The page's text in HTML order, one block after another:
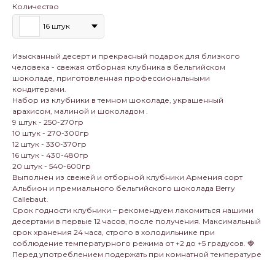
Количество
16 штук
Изысканный десерт и прекрасный подарок для близкого
человека - свежая отборная клубника в бельгийском
шоколаде, приготовленная профессиональными
кондитерами.
Набор из клубники в темном шоколаде, украшенный
арахисом, малиной и шоколадом .
9 штук - 250-270гр
10 штук - 270-300гр
12 штук - 330-370гр
16 штук - 430-480гр
20 штук - 540-600гр
Выполнен из свежей и отборной клубники Армения сорт
Альбион и премиального бельгийского шоколада Berry
Callebaut.
Срок годности клубники – рекомендуем лакомиться нашими
десертами в первые 12 часов, после получения. Максимальный
срок хранения 24 часа, строго в холодильнике при
соблюдение температурного режима от +2 до +5 градусов. 🍓
Перед употреблением подержать при комнатной температуре